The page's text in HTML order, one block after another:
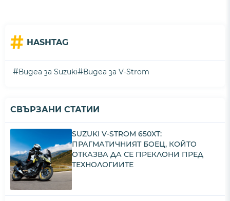
# HASHTAG
#Видеа за Suzuki#Видеа за V-Strom
СВЪРЗАНИ СТАТИИ
SUZUKI V-STROM 650XT:
ПРАГМАТИЧНИЯТ БОЕЦ, КОЙТО
ОТКАЗВА ДА СЕ ПРЕКЛОНИ ПРЕД
ТЕХНОЛОГИИТЕ